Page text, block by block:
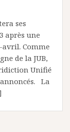
ses
après une
avril. Comme
de la JUB,
Unifié
La